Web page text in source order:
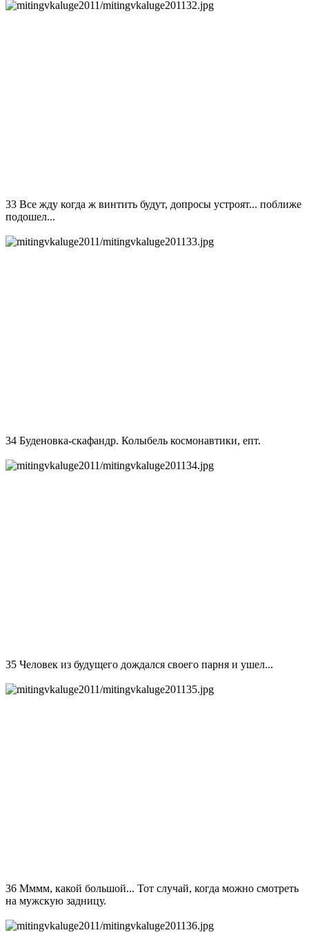
33 Все жду когда ж винтить будут, допросы устроят... поближе
подошел...
34 Буденовка-скафандр. Колыбель космонавтики, епт.
35 Человек из будущего дождался своего парня и ушел...
36 Мммм, какой большой... Тот случай, когда можно смотреть
на мужскую задницу.